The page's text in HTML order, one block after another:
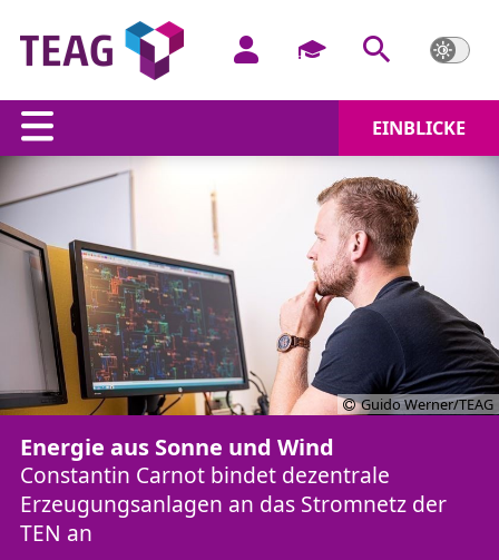
EINBLICKE
Guido Werner/TEAG
Energie aus Sonne und Wind
Constantin Carnot bindet dezentrale
Erzeugungsanlagen an das Stromnetz der
TEN an